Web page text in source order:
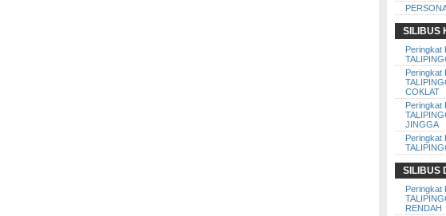
SILIBUS
Peringkat
Peringkat
COKLAT
Peringkat
JINGGA
Peringkat
SILIBUS
Peringkat
RENDAH